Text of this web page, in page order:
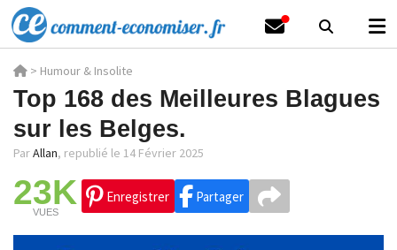
> Humour & Insolite
Top 168 des Meilleures Blagues
sur les Belges.
ParAllan, republié le 14 Février 2025
23K
VUES
Enregistrer Partager